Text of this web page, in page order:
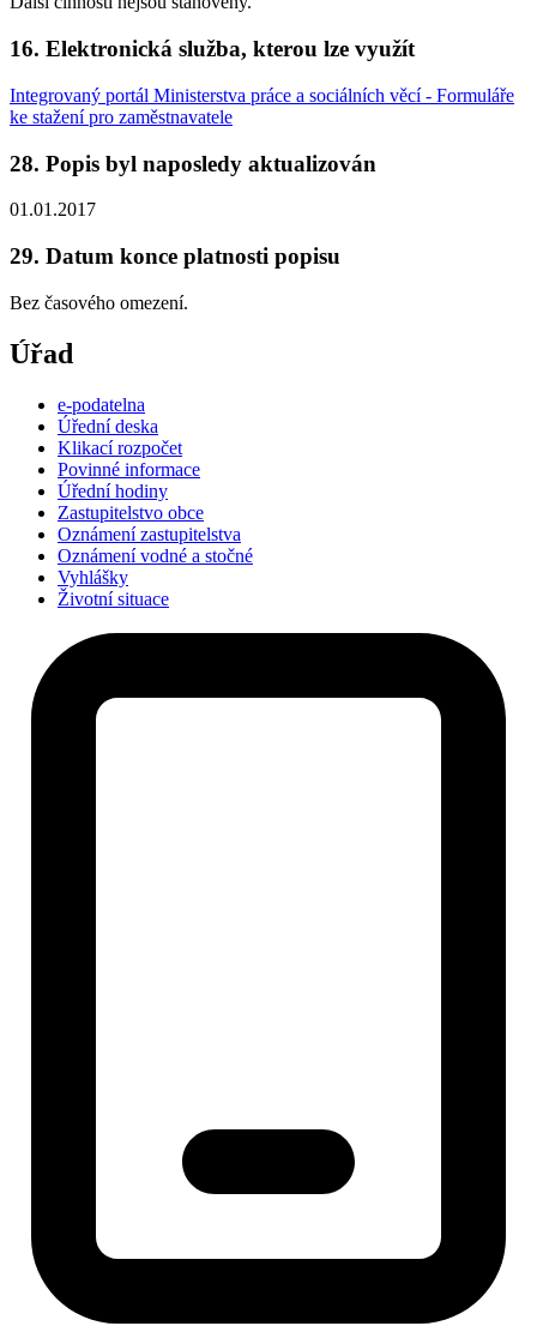
16. Elektronická služba, kterou lze využít
Integrovaný portál Ministerstva práce a sociálních věcí - Formuláře
ke stažení pro zaměstnavatele
28. Popis byl naposledy aktualizován
01.01.2017
29. Datum konce platnosti popisu
Bez časového omezení.
Úřad
e-podatelna
Úřední deska
Klikací rozpočet
Povinné informace
Úřední hodiny
Zastupitelstvo obce
Oznámení zastupitelstva
Oznámení vodné a stočné
Vyhlášky
Životní situace